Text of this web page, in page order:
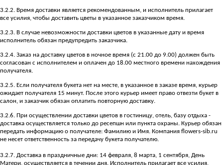
3.2.2. Время доставки является рекомендованным, и исполнитель прилагает
все усилия, чтобы доставить цветы в указанное заказчиком время.
3.2.3. В случае невозможности доставки цветов в указанные дату и время
исполнитель обязан предупредить заказчика.
3.2.4. Заказ на доставку цветов в ночное время (с 21.00 до 9.00) должен быть
согласован с исполнителем и оплачен до 18.00 местного времени нахождения
получателя.
3.2.5. Если получателя букета нет на месте, в указанное в заказе время, курьер
ожидает получателя 15 минут. После этого курьер имеет право отвезти букет в
салон, и заказчик обязан оплатить повторную доставку.
3.2.6. При осуществлении доставки цветов в гостиницу, отель, базу отдыха -
доставка осуществляется только до ресепшн или пункта охраны. Курьер обязан
передать информацию о получателе: Фамилию и Имя. Компания flowers-sib.ru
не несет ответственность за передачу букета получателю.
3.2.7. Доставка в праздничные дни: 14 февраля, 8 марта, 1 сентября, День
Матери, осуществляется в течении дня. Исполнитель прилагает все усилия,